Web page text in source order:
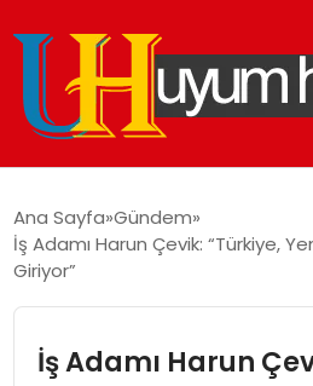
EKONOMI
Ana Sayfa Gündem
İş Adamı Harun Çevik: “Türkiye,
Giriyor”
İş Adamı Harun